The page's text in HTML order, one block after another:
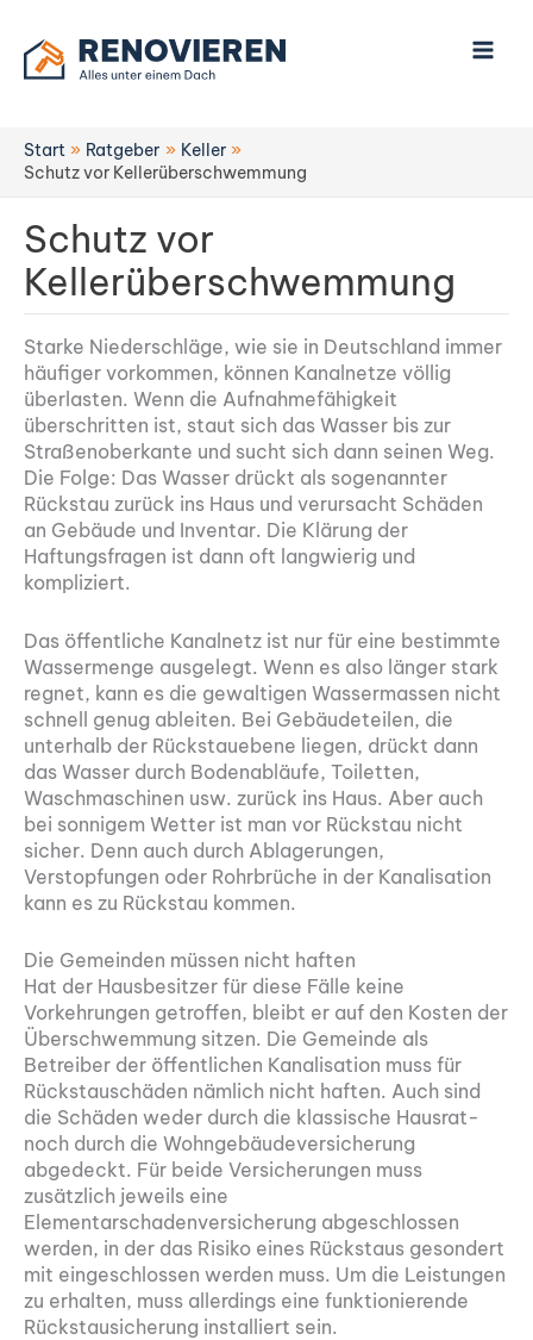
Inhalt
springen
Start Ratgeber
Keller
Schutz vor Kellerüberschwemmung
Schutz vor
Kellerüberschwemmung
Starke Niederschläge, wie sie in Deutschland immer
häufiger vorkommen, können Kanalnetze völlig
überlasten. Wenn die Aufnahmefähigkeit
überschritten ist, staut sich das Wasser bis zur
Straßenoberkante und sucht sich dann seinen Weg.
Die Folge: Das Wasser drückt als sogenannter
Rückstau zurück ins Haus und verursacht Schäden
an Gebäude und Inventar. Die Klärung der
Haftungsfragen ist dann oft langwierig und
kompliziert.
Das öffentliche Kanalnetz ist nur für eine bestimmte
Wassermenge ausgelegt. Wenn es also länger stark
regnet, kann es die gewaltigen Wassermassen nicht
schnell genug ableiten. Bei Gebäudeteilen, die
unterhalb der Rückstauebene liegen, drückt dann
das Wasser durch Bodenabläufe, Toiletten,
Waschmaschinen usw. zurück ins Haus. Aber auch
bei sonnigem Wetter ist man vor Rückstau nicht
sicher. Denn auch durch Ablagerungen,
Verstopfungen oder Rohrbrüche in der Kanalisation
kann es zu Rückstau kommen.
Die Gemeinden müssen nicht haften
Hat der Hausbesitzer für diese Fälle keine
Vorkehrungen getroffen, bleibt er auf den Kosten der
Überschwemmung sitzen. Die Gemeinde als
Betreiber der öffentlichen Kanalisation muss für
Rückstauschäden nämlich nicht haften. Auch sind
die Schäden weder durch die klassische Hausrat-
noch durch die Wohngebäudeversicherung
abgedeckt. Für beide Versicherungen muss
zusätzlich jeweils eine
Elementarschadenversicherung abgeschlossen
werden, in der das Risiko eines Rückstaus gesondert
mit eingeschlossen werden muss. Um die Leistungen
zu erhalten, muss allerdings eine funktionierende
Rückstausicherung installiert sein.